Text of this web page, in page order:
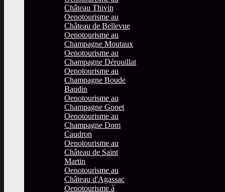
Château Thivin
Oenotourisme au
Château de Bellevue
Oenotourisme au
Champagne Moutaux
Oenotourisme au
Champagne Dérouillat
Oenotourisme au
Champagne Boude
Baudin
Oenotourisme au
Champagne Gonet
Oenotourisme au
Champagne Dom
Caudron
Oenotourisme au
Château de Saint
Martin
Oenotourisme au
Château d'Agassac
Oenotourisme à